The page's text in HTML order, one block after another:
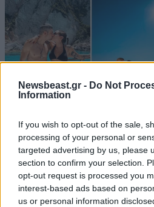
Newsbeast.gr - Do Not
Information
If you wish to opt-out of the sale,
processing of your personal or
targeted advertising by us, please
section to confirm your selection.
opt-out request is processed you
interest-based ads based on
us or personal information
LIFESTYLE08·08·2026 19:12
Εριέττα Κούρκουλου – Τα
φιλιά με τον Βύρωνα
ευτυχίας δεδομένη»